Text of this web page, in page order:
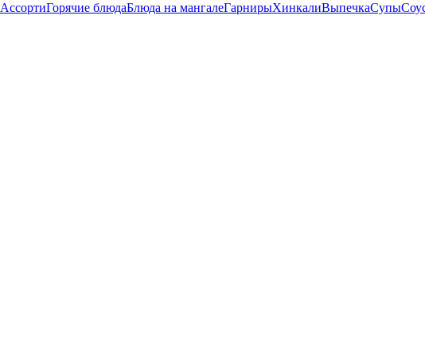
АссортиГорячие блюдаБлюда на мангалеГарнирыХинкалиВыпечкаСупы